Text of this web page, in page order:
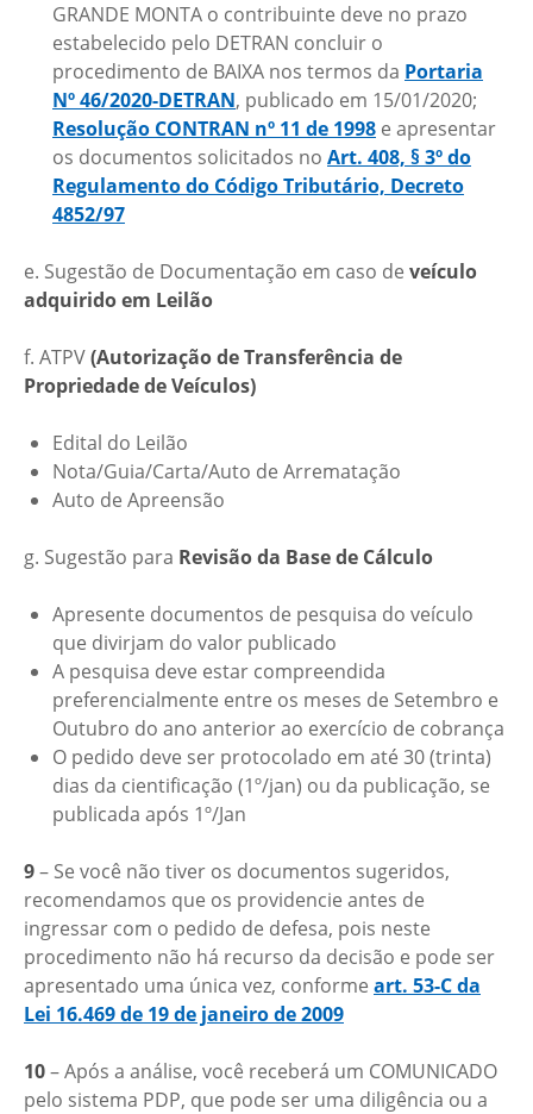
GRANDE MONTA o contribuinte deve no prazo
estabelecido pelo DETRAN concluir o
procedimento de BAIXA nos termos da Portaria
Nº 46/2020-DETRAN, publicado em 15/01/2020;
Resolução CONTRAN nº 11 de 1998 e apresentar
os documentos solicitados no Art. 408, § 3º do
Regulamento do Código Tributário, Decreto
4852/97
e. Sugestão de Documentação em caso de veículo
adquirido em Leilão
f. ATPV(Autorização de Transferência de
Propriedade de Veículos)
Edital do Leilão
Nota/Guia/Carta/Auto de Arrematação
Auto de Apreensão
g. Sugestão para Revisão da Base de Cálculo
Apresente documentos de pesquisa do veículo
que divirjam do valor publicado
A pesquisa deve estar compreendida
preferencialmente entre os meses de Setembro e
Outubro do ano anterior ao exercício de cobrança
O pedido deve ser protocolado em até 30 (trinta)
dias da cientificação (1º/jan) ou da publicação, se
publicada após 1º/Jan
9– Se você não tiver os documentos sugeridos,
recomendamos que os providencie antes de
ingressar com o pedido de defesa, pois neste
procedimento não há recurso da decisão e pode ser
apresentado uma única vez, conforme art. 53-C da
Lei 16.469 de 19 de janeiro de 2009
10– Após a análise, você receberá um COMUNICADO
pelo sistema PDP, que pode ser uma diligência ou a